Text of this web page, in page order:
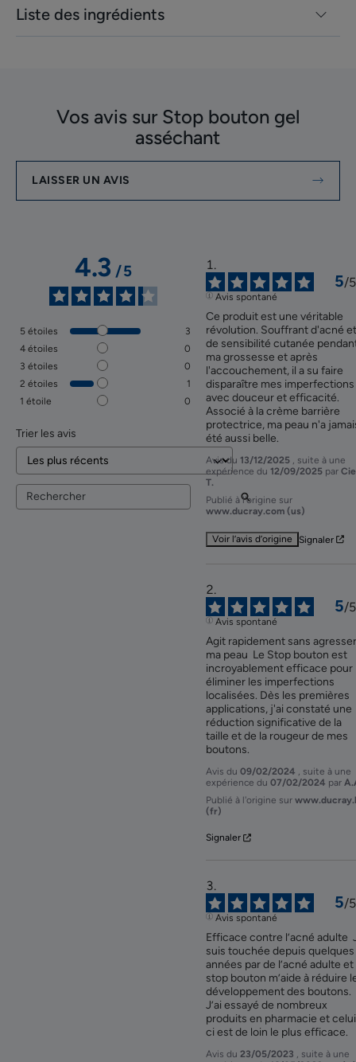
Liste des ingrédients
Vos avis sur Stop bouton gel
asséchant
LAISSER UN AVIS
4.3/5
5 étoiles
3
4 étoiles
0
3 étoiles
0
2 étoiles
1
1 étoile 0
Trier les avis
5/5
Avis spontané
Ce produit est une véritable
révolution. Souffrant d'acné et
de sensibilité cutanée
ma grossesse et après
l'accouchement, il a su faire
disparaître mes imperfections
avec douceur et efficacité.
Associé à la crème barrière
protectrice, ma peau n'a
été aussi belle.
Avis du 13/12/2025 , suite à une
expérience du 12/09/2025 par
T.
Publié à l'origine sur
www.ducray.com (us)
Voir l’avis d’origine Signaler
5/5
Avis spontané
Agit rapidement sans agresser
ma peau  Le Stop bouton est
incroyablement efficace pour
éliminer les imperfections
localisées. Dès les premières
applications, j'ai constaté une
réduction significative de la
taille et de la rougeur de mes
boutons.
Avis du 09/02/2024 , suite à une
expérience du 07/02/2024 par
Publié à l'origine sur
(fr)
Signaler
5/5
Avis spontané
Efficace contre l’acné adulte
suis touchée depuis quelques
années par de l’acné adulte et
stop bouton m’aide à réduire
développement des boutons.
J’ai essayé de nombreux
produits en pharmacie et celui
ci est de loin le plus efficace.
Avis du 23/05/2023 , suite à une